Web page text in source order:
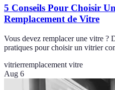
5 Conseils Pour Choisir
Remplacement de Vitre
Vous devez remplacer une vitre ?
pratiques pour choisir un vitrier
vitrierremplacement vitre
Aug 6